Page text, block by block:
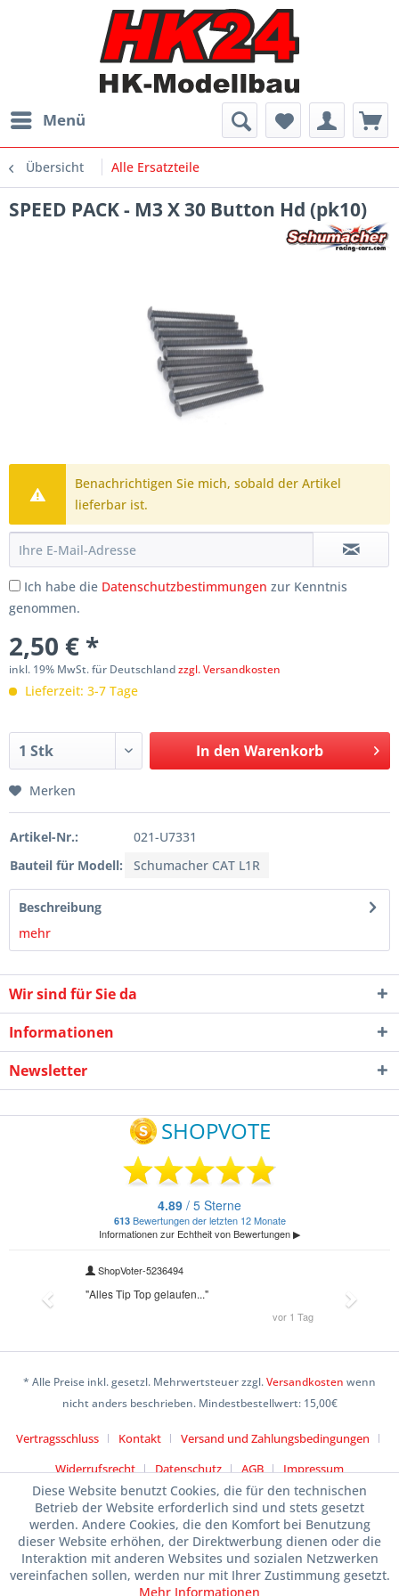
Menü
Übersicht Alle Ersatzteile
SPEED PACK - M3 X 30 Button Hd (pk10)
Benachrichtigen Sie mich, sobald der Artikel
lieferbar ist.
Ich habe die Datenschutzbestimmungen zur Kenntnis
genommen.
2,50 € *
inkl. 19% MwSt. für Deutschlandzzgl. Versandkosten
Lieferzeit: 3-7 Tage
In den Warenkorb
Merken
Artikel-Nr.:
021-U7331
Bauteil für Modell:
Schumacher CAT L1R
Beschreibung
mehr
Wir sind für Sie da
Informationen
Newsletter
* Alle Preise inkl. gesetzl. Mehrwertsteuer zzgl.Versandkosten wenn
nicht anders beschrieben. Mindestbestellwert: 15,00€
Vertragsschluss Kontakt
Versand und Zahlungsbedingungen
Widerrufsrecht
Datenschutz AGB Impressum
Diese Website benutzt Cookies, die für den technischen
Betrieb der Website erforderlich sind und stets gesetzt
werden. Andere Cookies, die den Komfort bei Benutzung
dieser Website erhöhen, der Direktwerbung dienen oder die
Interaktion mit anderen Websites und sozialen Netzwerken
vereinfachen sollen, werden nur mit Ihrer Zustimmung gesetzt.
Mehr Informationen